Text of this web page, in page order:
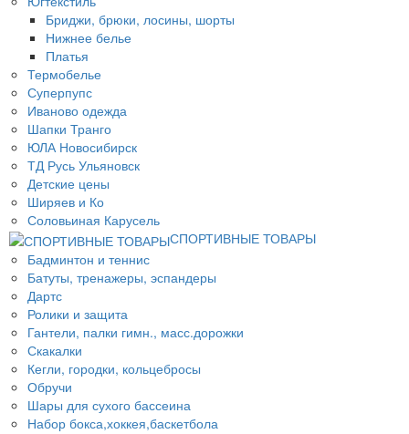
Бриджи, брюки, лосины, шорты
Нижнее белье
Платья
Термобелье
Суперпупс
Иваново одежда
Шапки Транго
ЮЛА Новосибирск
ТД Русь Ульяновск
Детские цены
Ширяев и Ко
Соловьиная Карусель
СПОРТИВНЫЕ ТОВАРЫ
Бадминтон и теннис
Батуты, тренажеры, эспандеры
Дартс
Ролики и защита
Гантели, палки гимн., масс.дорожки
Скакалки
Кегли, городки, кольцебросы
Обручи
Шары для сухого бассеина
Набор бокса,хоккея,баскетбола